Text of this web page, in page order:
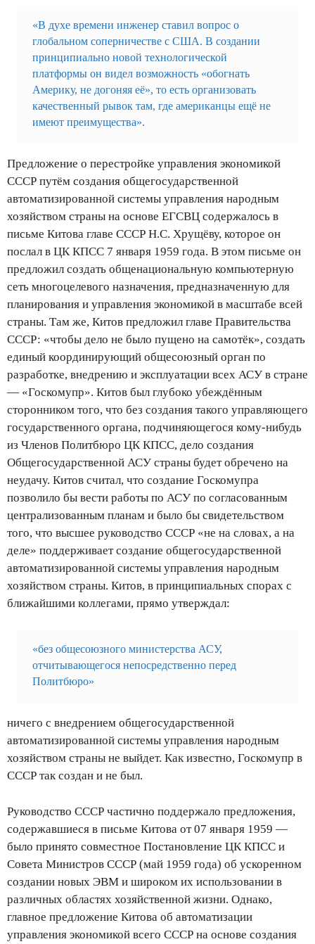
«В духе времени инженер ставил вопрос о
глобальном соперничестве с США. В создании
принципиально новой технологической
платформы он видел возможность «обогнать
Америку, не догоняя её», то есть организовать
качественный рывок там, где американцы ещё не
имеют преимущества».
Предложение о перестройке управления экономикой
СССР путём создания общегосударственной
автоматизированной системы управления народным
хозяйством страны на основе ЕГСВЦ содержалось в
письме Китова главе СССР Н.С. Хрущёву, которое он
послал в ЦК КПСС 7 января 1959 года. В этом письме он
предложил создать общенациональную компьютерную
сеть многоцелевого назначения, предназначенную для
планирования и управления экономикой в масштабе всей
страны. Там же, Китов предложил главе Правительства
СССР: «чтобы дело не было пущено на самотёк», создать
единый координирующий общесоюзный орган по
разработке, внедрению и эксплуатации всех АСУ в стране
— «Госкомупр». Китов был глубоко убеждённым
сторонником того, что без создания такого управляющего
государственного органа, подчиняющегося кому-нибудь
из Членов Политбюро ЦК КПСС, дело создания
Общегосударственной АСУ страны будет обречено на
неудачу. Китов считал, что создание Госкомупра
позволило бы вести работы по АСУ по согласованным
централизованным планам и было бы свидетельством
того, что высшее руководство СССР «не на словах, а на
деле» поддерживает создание общегосударственной
автоматизированной системы управления народным
хозяйством страны. Китов, в принципиальных спорах с
ближайшими коллегами, прямо утверждал:
«без общесоюзного министерства АСУ,
отчитывающегося непосредственно перед
Политбюро»
ничего с внедрением общегосударственной
автоматизированной системы управления народным
хозяйством страны не выйдет. Как известно, Госкомупр в
СССР так создан и не был.
Руководство СССР частично поддержало предложения,
содержавшиеся в письме Китова от 07 января 1959 —
было принято совместное Постановление ЦК КПСС и
Совета Министров СССР (май 1959 года) об ускоренном
создании новых ЭВМ и широком их использовании в
различных областях хозяйственной жизни. Однако,
главное предложение Китова об автоматизации
управления экономикой всего СССР на основе создания